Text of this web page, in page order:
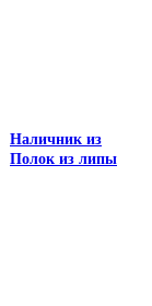
Полок из липы
Наличник из